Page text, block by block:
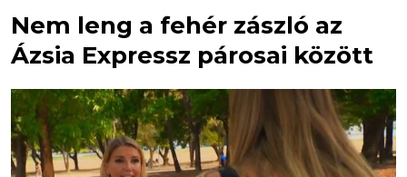
Nem leng a fehér zászló az
Ázsia Expressz párosai között